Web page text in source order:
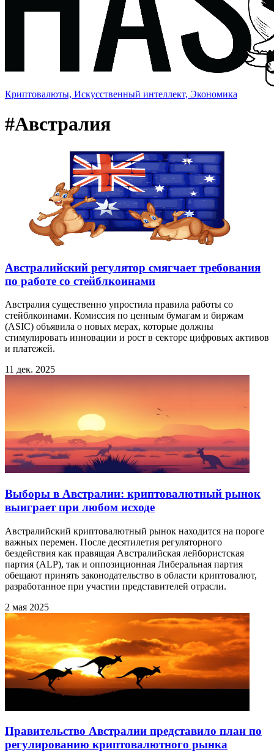
Криптовалюты, Искусственный интеллект, Экономика
#Австралия
Австралийский регулятор смягчает требования
по работе со стейблкоинами
Австралия существенно упростила правила работы со
стейблкоинами. Комиссия по ценным бумагам и биржам
(ASIC) объявила о новых мерах, которые должны
стимулировать инновации и рост в секторе цифровых активов
и платежей.
11 дек. 2025
Выборы в Австралии: криптовалютный рынок
выиграет при любом исходе
Австралийский криптовалютный рынок находится на пороге
важных перемен. После десятилетия регуляторного
бездействия как правящая Австралийская лейбористская
партия (ALP), так и оппозиционная Либеральная партия
обещают принять законодательство в области криптовалют,
разработанное при участии представителей отрасли.
2 мая 2025
Правительство Австралии представило план по
регулированию криптовалютного рынка